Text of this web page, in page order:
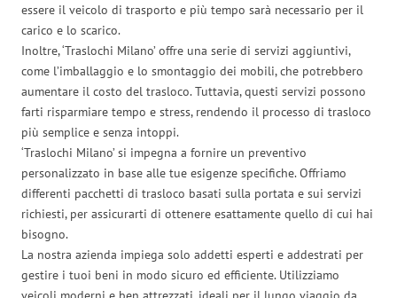
essere il veicolo di trasporto e più tempo sarà necessario per il
carico e lo scarico.
Inoltre, ‘Traslochi Milano’ offre una serie di servizi aggiuntivi,
come l’imballaggio e lo smontaggio dei mobili, che potrebbero
aumentare il costo del trasloco. Tuttavia, questi servizi possono
farti risparmiare tempo e stress, rendendo il processo di trasloco
più semplice e senza intoppi.
‘Traslochi Milano’ si impegna a fornire un preventivo
personalizzato in base alle tue esigenze specifiche. Offriamo
differenti pacchetti di trasloco basati sulla portata e sui servizi
richiesti, per assicurarti di ottenere esattamente quello di cui hai
bisogno.
La nostra azienda impiega solo addetti esperti e addestrati per
gestire i tuoi beni in modo sicuro ed efficiente. Utilizziamo